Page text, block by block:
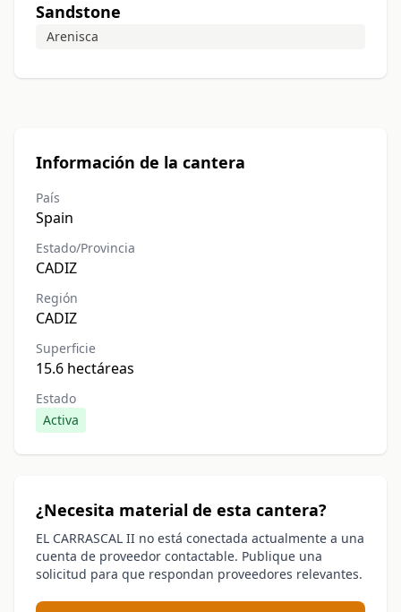
Sandstone
Arenisca
Información de la cantera
País
Spain
Estado/Provincia
CADIZ
Región
CADIZ
Superficie
15.6 hectáreas
Estado
Activa
¿Necesita material de esta cantera?
EL CARRASCAL II no está conectada actualmente a una
cuenta de proveedor contactable. Publique una
solicitud para que respondan proveedores relevantes.